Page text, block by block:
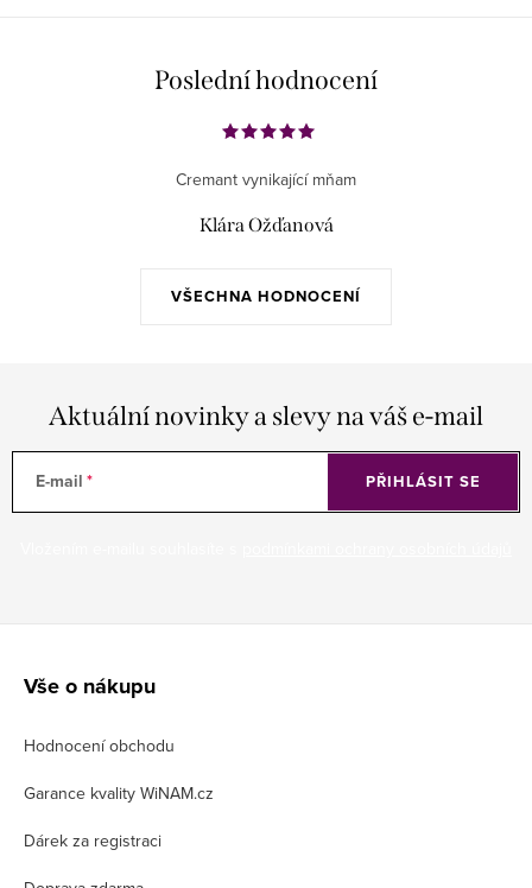
Poslední hodnocení
VŠECHNA HODNOCENÍ
Cremant vynikající mňam
Klára Ožďanová
Aktuální novinky a slevy na váš e-mail
E-mail PŘIHLÁSIT SE
Vše o nákupu
Hodnocení obchodu
Garance kvality WiNAM.cz
Dárek za registraci